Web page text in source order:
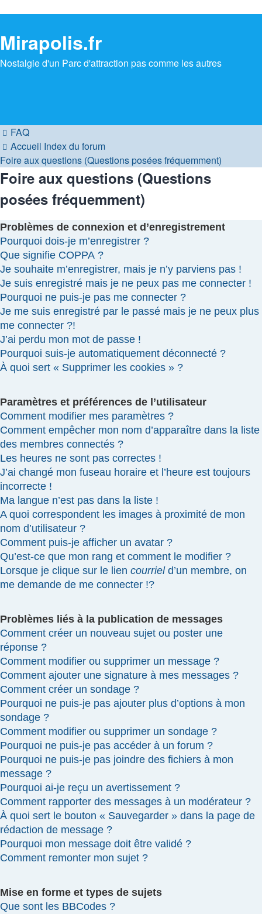
Mirapolis.fr
Nostalgie d'un Parc d'attraction pas comme les autres
FAQ
Accueil Index du forum
Foire aux questions (Questions posées fréquemment)
Foire aux questions (Questions
posées fréquemment)
Problèmes de connexion et d’enregistrement
Pourquoi dois-je m’enregistrer ?
Que signifie COPPA ?
Je souhaite m’enregistrer, mais je n’y parviens pas !
Je suis enregistré mais je ne peux pas me connecter !
Pourquoi ne puis-je pas me connecter ?
Je me suis enregistré par le passé mais je ne peux plus
me connecter ?!
J’ai perdu mon mot de passe !
Pourquoi suis-je automatiquement déconnecté ?
À quoi sert « Supprimer les cookies » ?
Paramètres et préférences de l’utilisateur
Comment modifier mes paramètres ?
Comment empêcher mon nom d’apparaître dans la liste
des membres connectés ?
Les heures ne sont pas correctes !
J’ai changé mon fuseau horaire et l’heure est toujours
incorrecte !
Ma langue n’est pas dans la liste !
A quoi correspondent les images à proximité de mon
nom d’utilisateur ?
Comment puis-je afficher un avatar ?
Qu’est-ce que mon rang et comment le modifier ?
Lorsque je clique sur le lien courrield’un membre, on
me demande de me connecter !?
Problèmes liés à la publication de messages
Comment créer un nouveau sujet ou poster une
réponse ?
Comment modifier ou supprimer un message ?
Comment ajouter une signature à mes messages ?
Comment créer un sondage ?
Pourquoi ne puis-je pas ajouter plus d’options à mon
sondage ?
Comment modifier ou supprimer un sondage ?
Pourquoi ne puis-je pas accéder à un forum ?
Pourquoi ne puis-je pas joindre des fichiers à mon
message ?
Pourquoi ai-je reçu un avertissement ?
Comment rapporter des messages à un modérateur ?
À quoi sert le bouton « Sauvegarder » dans la page de
rédaction de message ?
Pourquoi mon message doit être validé ?
Comment remonter mon sujet ?
Mise en forme et types de sujets
Que sont les BBCodes ?